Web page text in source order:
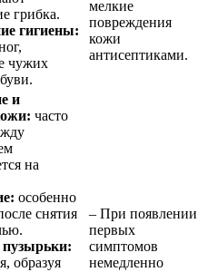
грибка.
гигиены:
чужих
мелкие
повреждения
кожи
антисептиками.
и
часто
на
особенно
снятия
образуя
– При появлении
первых
симптомов
немедленно